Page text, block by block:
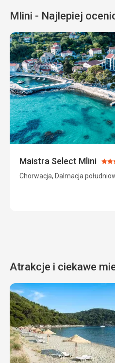
Mlini - Najlepiej
Maistra Select Mlini
4/5
Chorwacja, Dalmacja
Atrakcje i ciekawe
Jaskinia
Odyseusza
Na
południowej
stronie
Wyspy
Elaphiti
Elaphiti
lub
inaczej